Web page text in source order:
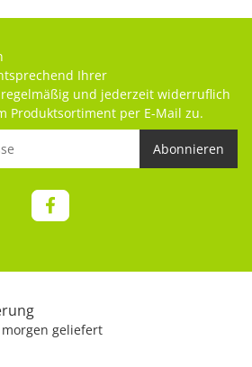
geliefert
Ihrer
regelmäßig und jederzeit widerruflich
Produktsortiment per E-Mail zu.
Abonnieren